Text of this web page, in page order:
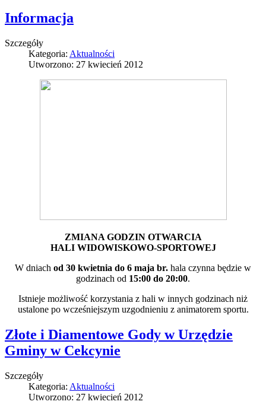
Informacja
Szczegóły
Kategoria: Aktualności
Utworzono: 27 kwiecień 2012
ZMIANA GODZIN OTWARCIA
HALI WIDOWISKOWO-SPORTOWEJ
W dniach od 30 kwietnia do 6 maja br. hala czynna będzie w
godzinach od 15:00 do 20:00.
Istnieje możliwość korzystania z hali w innych godzinach niż
ustalone po wcześniejszym uzgodnieniu z animatorem sportu.
Złote i Diamentowe Gody w Urzędzie
Gminy w Cekcynie
Szczegóły
Kategoria: Aktualności
Utworzono: 27 kwiecień 2012